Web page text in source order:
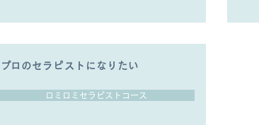
​プロのセラピストになりたい
ロミロミセラピストコース